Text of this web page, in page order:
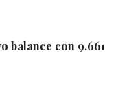
balance con 9.661